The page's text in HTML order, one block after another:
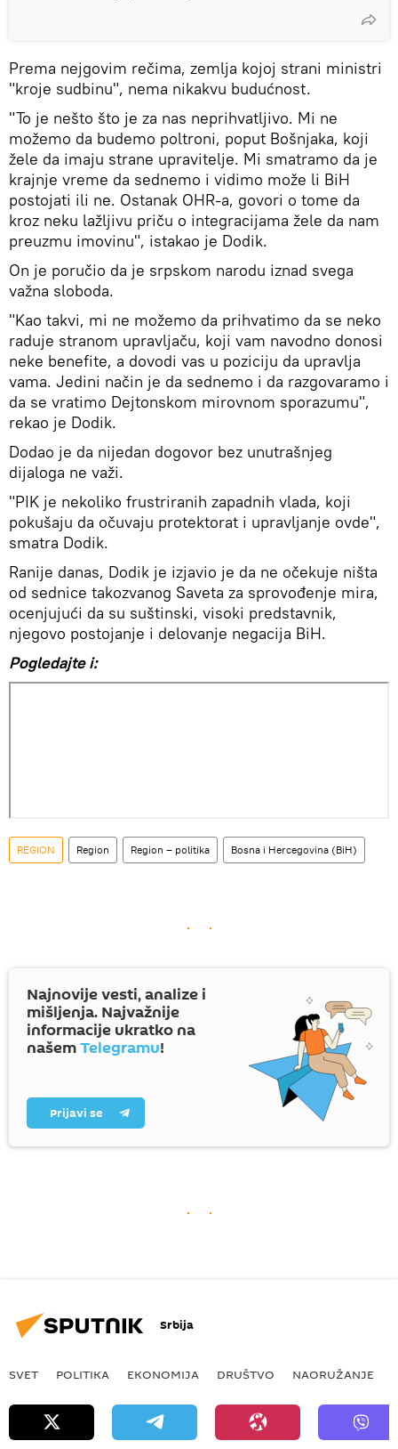
Prema nejgovim rečima, zemlja kojoj strani ministri
"kroje sudbinu", nema nikakvu budućnost.
"To je nešto što je za nas neprihvatljivo. Mi ne
možemo da budemo poltroni, poput Bošnjaka, koji
žele da imaju strane upravitelje. Mi smatramo da je
krajnje vreme da sednemo i vidimo može li BiH
postojati ili ne. Ostanak OHR-a, govori o tome da
kroz neku lažljivu priču o integracijama žele da nam
preuzmu imovinu", istakao je Dodik.
On je poručio da je srpskom narodu iznad svega
važna sloboda.
"Kao takvi, mi ne možemo da prihvatimo da se neko
raduje stranom upravljaču, koji vam navodno donosi
neke benefite, a dovodi vas u poziciju da upravlja
vama. Jedini način je da sednemo i da razgovaramo i
da se vratimo Dejtonskom mirovnom sporazumu",
rekao je Dodik.
Dodao je da nijedan dogovor bez unutrašnjeg
dijaloga ne važi.
"PIK je nekoliko frustriranih zapadnih vlada, koji
pokušaju da očuvaju protektorat i upravljanje ovde",
smatra Dodik.
Ranije danas, Dodik je izjavio je da ne očekuje ništa
od sednice takozvanog Saveta za sprovođenje mira,
ocenjujući da su suštinski, visoki predstavnik,
njegovo postojanje i delovanje negacija BiH.
Pogledajte i:
REGION Region Region – politika Bosna i Hercegovina (BiH)
Najnovije vesti, analize i
mišljenja. Najvažnije
informacije ukratko na
našemTelegramu!
Prijavi se
Srbija
SVET POLITIKA EKONOMIJA DRUŠTVO NAORUŽANJE